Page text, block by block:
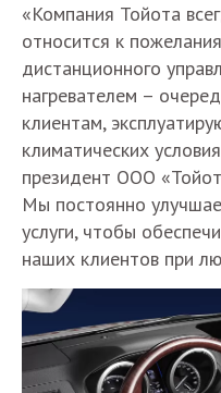
«Компания Тойота
относится к
дистанционного
нагревателем –
клиентам,
климатических
президент ООО
Мы постоянно
услуги, чтобы
наших клиентов при